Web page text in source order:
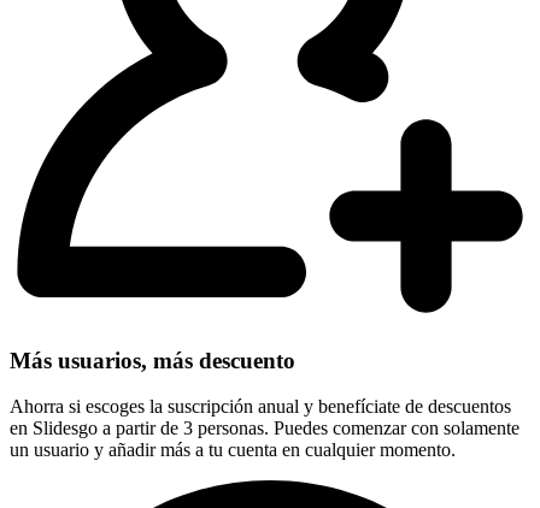
Más usuarios, más descuento
Ahorra si escoges la suscripción anual y benefíciate de descuentos
en Slidesgo a partir de 3 personas. Puedes comenzar con solamente
un usuario y añadir más a tu cuenta en cualquier momento.